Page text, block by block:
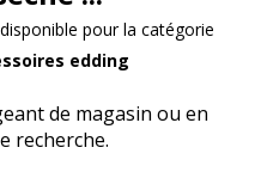
pour la catégorie
edding
de magasin ou en
recherche.